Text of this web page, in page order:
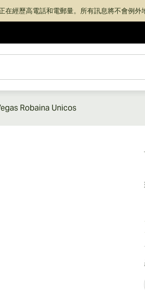
經歷高電話和電郵量。所有訊息將不會例外
Robaina Unicos